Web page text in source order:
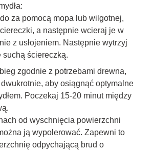
do za pomocą mopa lub wilgotnej,
a następnie wcieraj je w
z usłojeniem. Następnie wytrzyj
suchą ściereczką.
zgodnie z potrzebami drewna,
aby osiągnąć optymalne
Poczekaj 15-20 minut między
od wyschnięcia powierzchni
ją wypolerować. Zapewni to
odpychającą brud o